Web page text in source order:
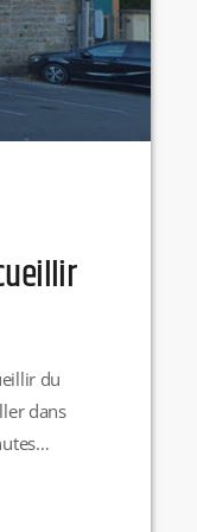
du
dans